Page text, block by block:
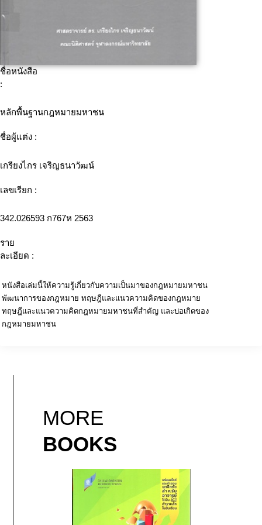
ชื่อหนังสือ
:
หลักพื้นฐานกฎหมายมหาชน
ชื่อผู้แต่ง :
เกรียงไกร เจริญธนาวัฒน์
เลขเรียก :
342.026593 ก767ห 2563
ราย
ละเอียด :
หนังสือเล่มนี้ให้ความรู้เกี่ยวกับความเป็นมาของกฎหมายมหาชน
พัฒนาการของกฎหมาย ทฤษฎีและแนวความคิดของกฎหมาย
ทฤษฎีและแนวความคิดกฎหมายมหาชนที่สำคัญ และบ่อเกิดของ
กฎหมายมหาชน
MORE
BOOKS